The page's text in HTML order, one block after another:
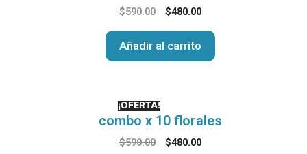
$590.00 $480.00
Añadir al carrito
¡OFERTA!
combo x 10 florales
$590.00 $480.00